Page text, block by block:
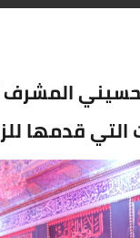
المشرف
قدمها